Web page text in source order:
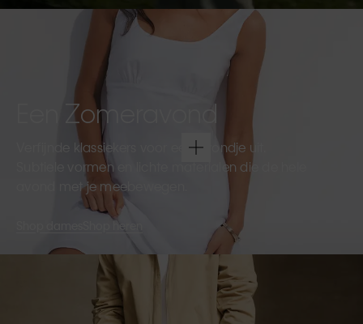
Een Zomeravond
Verfijnde klassiekers voor een avondje uit.
Subtiele vormen en lichte materialen die de hele
avond met je meebewegen.
Shop heren